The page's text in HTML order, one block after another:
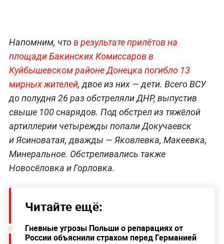
Напомним, чтов результате прилётов на
площади Бакинских Комиссаров в
Куйбышевском районе Донецка погибло 13
мирных жителей, двое из них — дети. Всего ВСУ
до полудня 26 раз обстреляли ДНР, выпустив
свыше 100 снарядов. Под обстрел из тяжёлой
артиллерии четырежды попали Докучаевск
и Ясиноватая, дважды — Яковлевка, Макеевка,
Минеральное. Обстреливались также
Новосёловка и Горловка.
Читайте ещё:
Гневные угрозы Польши о репарациях от
России объяснили страхом перед Германией